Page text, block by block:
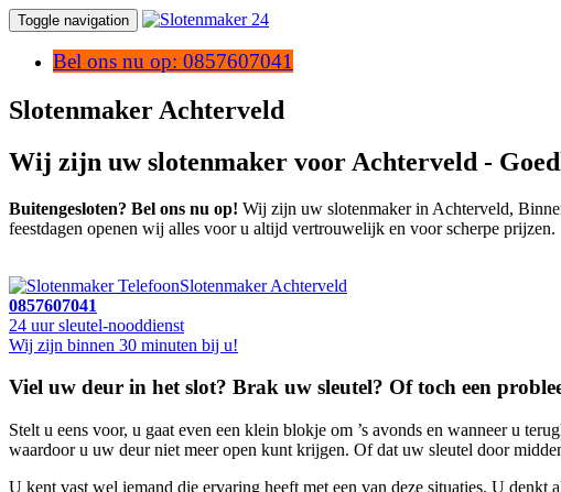
Toggle navigation
Bel ons nu op: 0857607041
Slotenmaker Achterveld
Wij zijn uw slotenmaker voor Achterveld -
Buitengesloten? Bel ons nu op! Wij zijn uw slotenmaker in Achterveld,
feestdagen openen wij alles voor u altijd vertrouwelijk en voor scherpe prijzen.
Slotenmaker Achterveld
0857607041
24 uur sleutel-nooddienst
Wij zijn binnen 30 minuten bij u!
Viel uw deur in het slot? Brak uw sleutel? Of toch een
Stelt u eens voor, u gaat even een klein blokje om ’s avonds en wanneer u
waardoor u uw deur niet meer open kunt krijgen. Of dat uw sleutel door
U kent vast wel iemand die ervaring heeft met een van deze situaties. U